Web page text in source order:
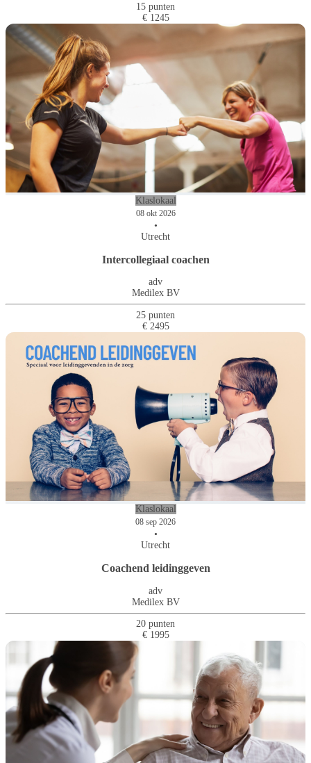
15 punten
€ 1245
Klaslokaal
08 okt 2026
•
Utrecht
Intercollegiaal coachen
adv
Medilex BV
25 punten
€ 2495
Klaslokaal
08 sep 2026
•
Utrecht
Coachend leidinggeven
adv
Medilex BV
20 punten
€ 1995